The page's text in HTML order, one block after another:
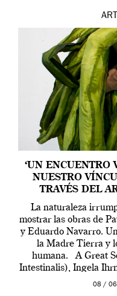
ART
‘UN ENCUENTRO
NUESTRO
TRAVÉS DEL
La naturaleza
mostrar las obras de
y Eduardo Navarro.
la Madre Tierra y
humana. A Great
Intestinalis), Ingela
Madrid
08 /